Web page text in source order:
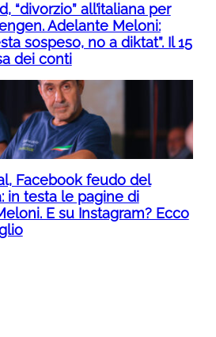
“divorzio” all’italiana per
Adelante Meloni:
sospeso, no a diktat”. Il 15
dei conti
Facebook feudo del
in testa le pagine di
E su Instagram? Ecco